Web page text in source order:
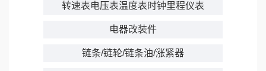
转速表电压表温度表时钟里程仪表
电器改装件
链条/链轮/链条油/涨紧器